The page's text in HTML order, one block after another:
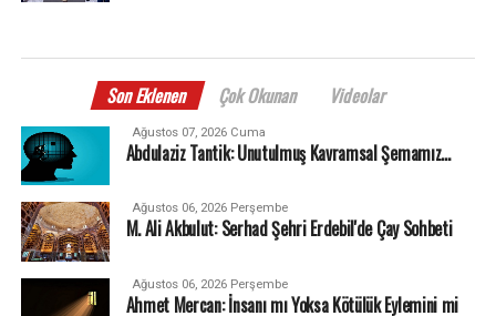
Son Eklenen Çok Okunan Videolar
Ağustos 07, 2026 Cuma
Abdulaziz Tantik: Unutulmuş Kavramsal Şemamız…
Ağustos 06, 2026 Perşembe
M. Ali Akbulut: Serhad Şehri Erdebil'de Çay Sohbeti
Ağustos 06, 2026 Perşembe
Ahmet Mercan: İnsanı mı Yoksa Kötülük Eylemini mi